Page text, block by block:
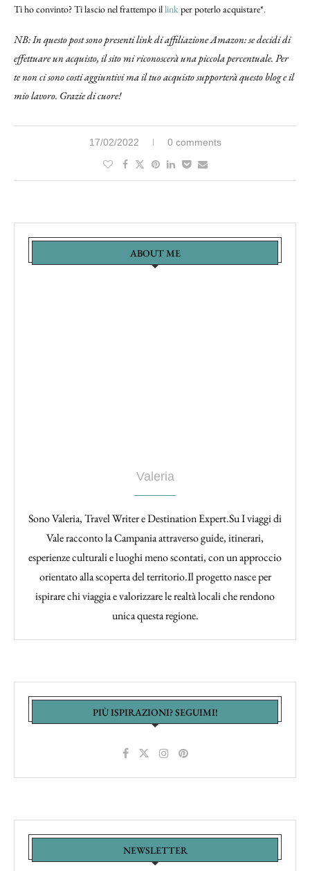
Ti ho convinto? Ti lascio nel frattempo illinkper poterlo acquistare*.
NB: In questo post sono presenti link di affiliazione Amazon: se decidi di
effettuare un acquisto, il sito mi riconoscerà una piccola percentuale. Per
te non ci sono costi aggiuntivi ma il tuo acquisto supporterà questo blog e il
mio lavoro. Grazie di cuore!
17/02/2022 0 comments
ABOUT ME
Valeria
Sono Valeria, Travel Writer e Destination Expert.Su I viaggi di
Vale racconto la Campania attraverso guide, itinerari,
esperienze culturali e luoghi meno scontati, con un approccio
orientato alla scoperta del territorio.Il progetto nasce per
ispirare chi viaggia e valorizzare le realtà locali che rendono
unica questa regione.
PIÙ ISPIRAZIONI? SEGUIMI!
NEWSLETTER